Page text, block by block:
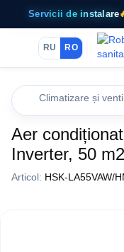
Servicii de instalare
RU RO
Climatizare și
Aer
Inverter, 50 m2
Articol: HSK-LA55VAW/